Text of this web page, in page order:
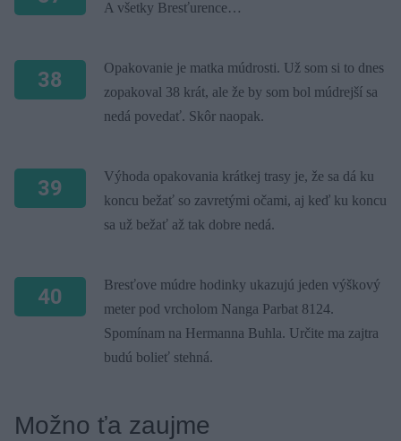
A všetky Bresťurence…
38
Opakovanie je matka múdrosti. Už som si to dnes
zopakoval 38 krát, ale že by som bol múdrejší sa
nedá povedať. Skôr naopak.
39
Výhoda opakovania krátkej trasy je, že sa dá ku
koncu bežať so zavretými očami, aj keď ku koncu
sa už bežať až tak dobre nedá.
40
Bresťove múdre hodinky ukazujú jeden výškový
meter pod vrcholom Nanga Parbat 8124.
Spomínam na Hermanna Buhla. Určite ma zajtra
budú bolieť stehná.
Možno ťa zaujme